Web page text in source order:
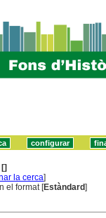
[]
la cerca]
el format [Estàndard]